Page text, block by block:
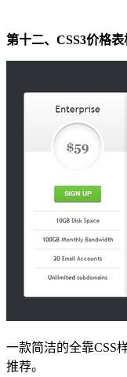
第十二、CSS3价格表
一款简洁的全靠CSS
推荐。